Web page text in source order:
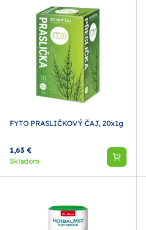
FYTO PRASLIČKOVÝ ČAJ, 20x1g
1,63 €
Skladom